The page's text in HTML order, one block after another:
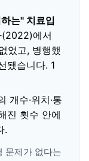
는" 치료입
(2022)에서
었고, 병행했
됐습니다. 1
개수·위치·통
진 횟수 안에
.
문제가 없다는